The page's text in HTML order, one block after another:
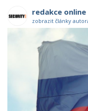
redakce online
zobrazit články